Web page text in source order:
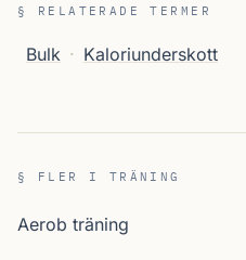
§ RELATERADE TERMER
Bulk · Kaloriunderskott
§ FLER I TRÄNING
Aerob träning